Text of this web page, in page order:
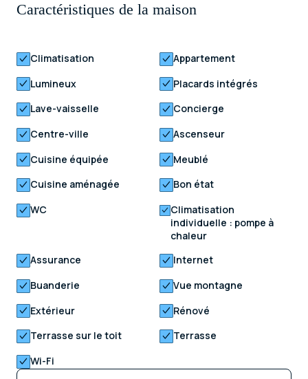
Caractéristiques de la maison
Climatisation
Appartement
Lumineux
Placards intégrés
Lave-vaisselle
Concierge
Centre-ville
Ascenseur
Cuisine équipée
Meublé
Cuisine aménagée
Bon état
WC
Climatisation
individuelle : pompe à
chaleur
Assurance
Internet
Buanderie
Vue montagne
Extérieur
Rénové
Terrasse sur le toit
Terrasse
Wi-Fi